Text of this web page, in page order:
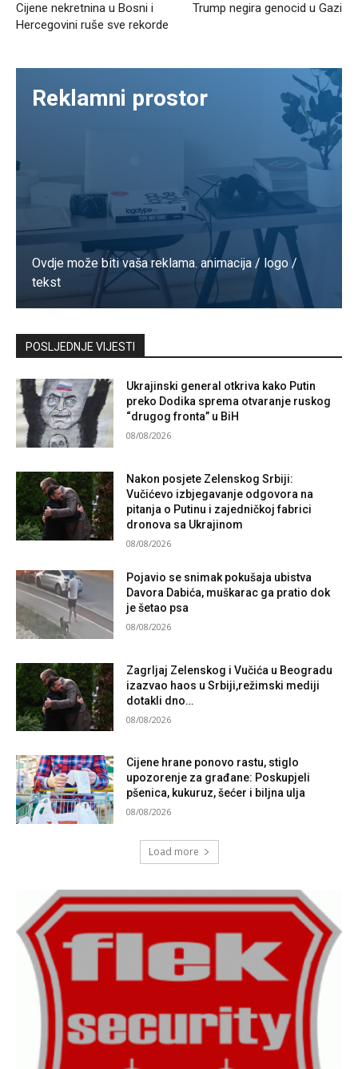
Cijene nekretnina u Bosni i
Hercegovini ruše sve rekorde
Trump negira genocid u Gazi
Reklamni prostor
Ovdje može biti vaša reklama. animacija / logo /
tekst
Kontaktirajte nas
POSLJEDNJE VIJESTI
Ukrajinski general otkriva kako Putin
preko Dodika sprema otvaranje ruskog
“drugog fronta” u BiH
08/08/2026
Nakon posjete Zelenskog Srbiji:
Vučićevo izbjegavanje odgovora na
pitanja o Putinu i zajedničkoj fabrici
dronova sa Ukrajinom
08/08/2026
Pojavio se snimak pokušaja ubistva
Davora Dabića, muškarac ga pratio dok
je šetao psa
08/08/2026
Zagrljaj Zelenskog i Vučića u Beogradu
izazvao haos u Srbiji,režimski mediji
dotakli dno…
08/08/2026
Cijene hrane ponovo rastu, stiglo
upozorenje za građane: Poskupjeli
pšenica, kukuruz, šećer i biljna ulja
08/08/2026
Load more